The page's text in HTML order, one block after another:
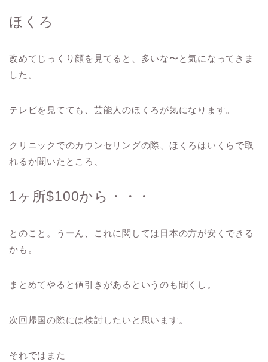
ほくろ
改めてじっくり顔を見てると、多いな〜と気になってきま
した。
テレビを見てても、芸能人のほくろが気になります。
クリニックでのカウンセリングの際、ほくろはいくらで取
れるか聞いたところ、
1ヶ所$100から・・・
とのこと。うーん、これに関しては日本の方が安くできる
かも。
まとめてやると値引きがあるというのも聞くし。
次回帰国の際には検討したいと思います。
それではまた